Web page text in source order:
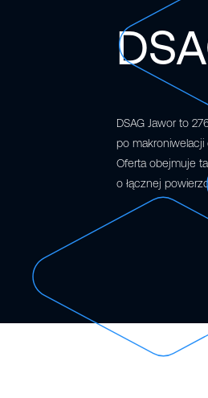
DSAG Jawor to
po
Oferta obejmuje
o łącznej